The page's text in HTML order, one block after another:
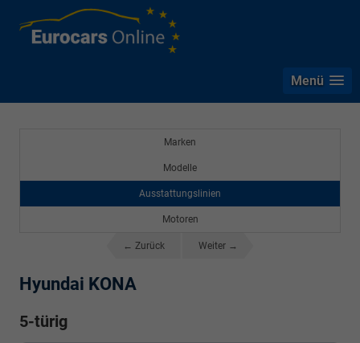
Menü
Marken
Modelle
Ausstattungslinien
Motoren
← Zurück Weiter →
Hyundai KONA
5-türig